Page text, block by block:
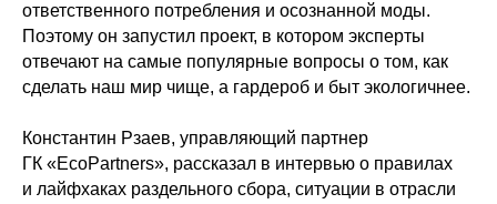
ответственного потребления и осознанной моды.
Поэтому он запустил проект, в котором эксперты
отвечают на самые популярные вопросы о том, как
сделать наш мир чище, а гардероб и быт экологичнее.
Константин Рзаев, управляющий партнер
ГК «EcoPartners», рассказал в интервью о правилах
и лайфхаках раздельного сбора, ситуации в отрасли